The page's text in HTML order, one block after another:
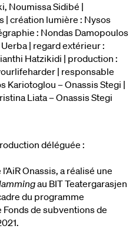
Noumissa Sidibé |
| création lumière : Nysos
: Nondas Damopoulos
| regard extérieur :
Hatzikidi | production :
| responsable
Kariotoglou – Onassis Stegi |
Liata – Onassis Stegi
déléguée :
Onassis, a réalisé une
au BIT Teatergarasjen
du programme
de subventions de